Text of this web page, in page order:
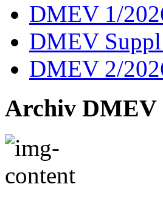
DMEV 1/
DMEV
DMEV 2/
Archiv DMEV